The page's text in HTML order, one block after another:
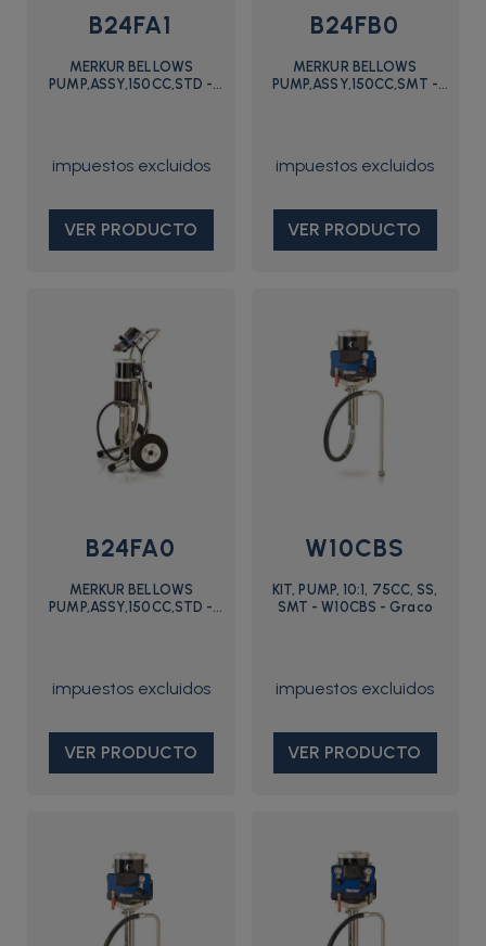
B24FA1
MERKUR BELLOWS
PUMP,ASSY,150CC,STD -
VER PRODUCTO
B24FB0
MERKUR BELLOWS
PUMP,ASSY,150CC,SMT -
VER PRODUCTO
B24FA0
MERKUR BELLOWS
PUMP,ASSY,150CC,STD -
VER PRODUCTO
W10CBS
KIT, PUMP, 10:1, 75CC, SS,
SMT - W10CBS - Graco
VER PRODUCTO